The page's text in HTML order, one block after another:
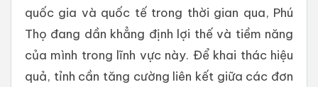
quốc gia và quốc tế trong thời gian qua, Phú
Thọ đang dần khẳng định lợi thế và tiềm năng
của mình trong lĩnh vực này. Để khai thác hiệu
quả, tỉnh cần tăng cường liên kết giữa các đơn